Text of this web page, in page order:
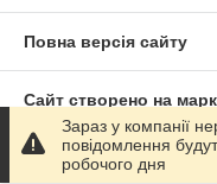
Повна версія сайту
Сайт створено на
Політика
Зараз у компанії
повідомлення
робочого дня